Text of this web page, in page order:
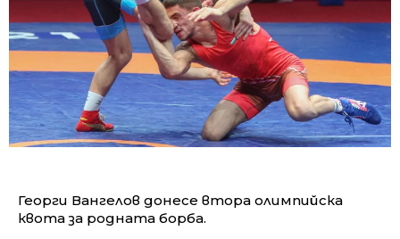
Георги Вангелов донесе втора олимпийска
квота за родната борба.